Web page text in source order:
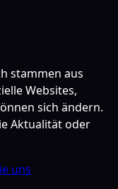
stammen aus
Websites,
sich ändern.
Aktualität oder
uns